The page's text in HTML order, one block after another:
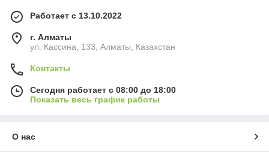
Работает с 13.10.2022
г. Алматы
ул. Кассина, 133, Алматы, Казахстан
Контакты
Сегодня работает с 08:00 до 18:00
Показать весь график работы
О нас